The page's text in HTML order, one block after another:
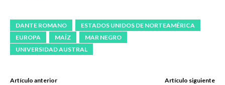
DANTE ROMANO
ESTADOS UNIDOS DE NORTEAMÉRICA
EUROPA
MAÍZ
MAR NEGRO
UNIVERSIDAD AUSTRAL
Artículo anterior Artículo siguiente